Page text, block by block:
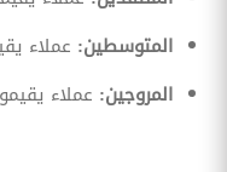
المتوسطين: عملاء
المروجين: عملاء يقيمون